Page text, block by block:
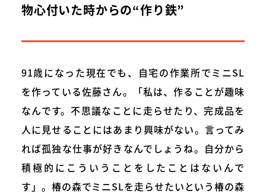
物心付いた時からの“作り鉄”
91歳になった現在でも、自宅の作業所でミニSL
を作っている佐藤さん。「私は、作ることが趣味
なんです。不思議なことに走らせたり、完成品を
人に見せることにはあまり興味がない。言ってみ
れば孤独な仕事が好きなんでしょうね。自分から
積極的にこういうことをしたことはないんで
す」。椿の森でミニSLを走らせたいという椿の森